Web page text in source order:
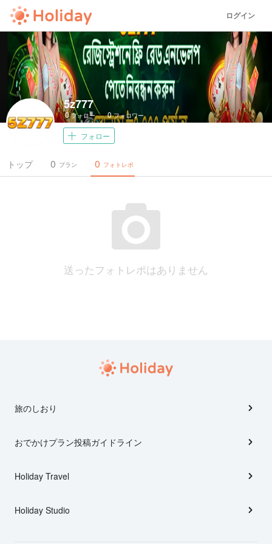
ログイン
5z777
0フォロー 0フォロワー
フォロー
トップ プラン
0 フォトレポ
0
送ったフォトレポはありません
旅のしおり
おでかけプラン投稿ガイドライン
Holiday Travel
Holiday Studio